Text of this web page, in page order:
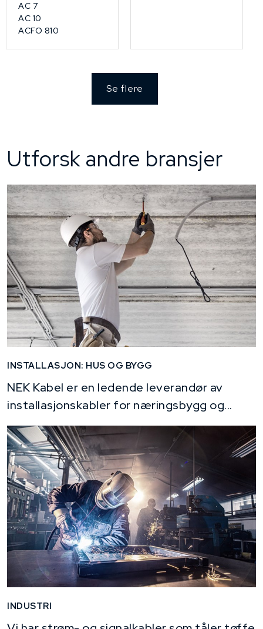
AC 7
AC 10
ACFO 810
Se flere
Utforsk andre bransjer
INSTALLASJON: HUS OG BYGG
NEK Kabel er en ledende leverandør av
installasjonskabler for næringsbygg og...
INDUSTRI